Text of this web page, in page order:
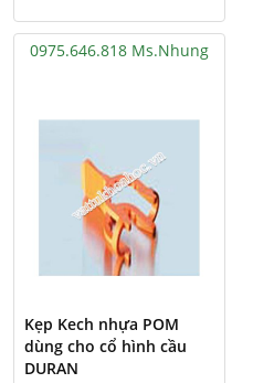
0975.646.818 Ms.Nhung
Kẹp Kech nhựa POM
dùng cho cổ hình cầu
DURAN